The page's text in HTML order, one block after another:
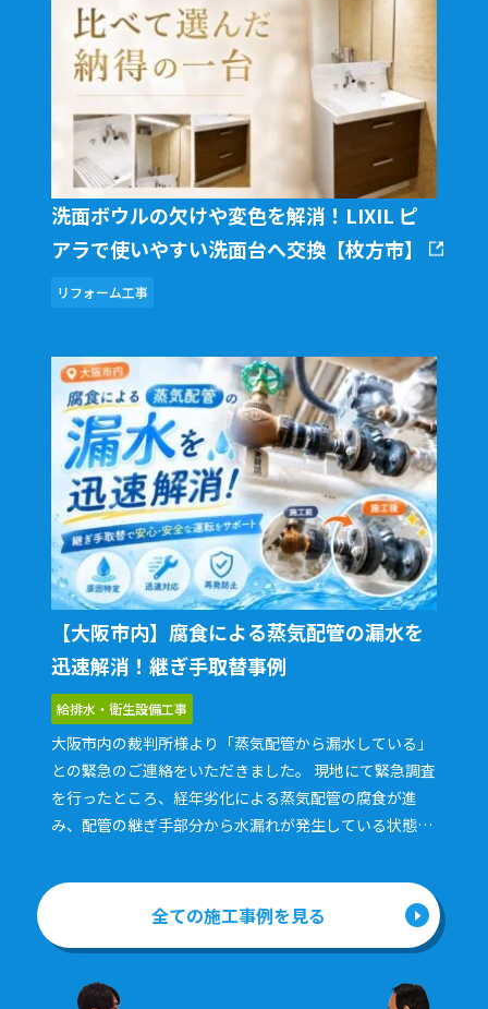
もエアコンの働きを支える大切な部品です。 これらの部
分に汚れがたまると、空気の流れが妨げられ、エアコン
本来の能力を発揮しにくくなります。 また、内部に付着
した汚れは、吹き出す風の臭いにつながることもありま
す。 今回は機器の交換ではなく、室内機を分解して内部
を洗浄する方法を私どもからご提案させていただきまし
た。 外から見えるフィルターだけでなく、通常のお手入
れでは清掃しにくい熱交換器や送風ファンまで丁寧に洗
浄しています。 施工の際には、部品の状態を確認しなが
り取り除くことを心がけました。 洗浄前と洗浄後の状態
明しました。 業務用エアコンの内部洗浄について詳しく
知りたい方は、業務用エアコンは自分で掃除できる？掃
除方法やポイント、注意点を解説もあわせてご覧くださ
い。フィルターなどご自身でお手入れできる場所と、専
門業者による作業が必要な内部清掃の違いをご紹介して
います。 エアコンの臭いでお困りの設備管理責任者様に
は、エアコンの臭いの原因は？臭いへの対処や予防の方
法も解説も参考にしていただけます。臭いは内部の汚れ
など複数の原因が考えられるため、状態を確認したうえ
で適切に対応することが大切です。
洗面ボウルの欠けや変色を解消！LIXIL ピ
アラで使いやすい洗面台へ交換【枚方市】
リフォーム工事
【大阪市内】腐食による蒸気配管の漏水を
迅速解消！継ぎ手取替事例
給排水・衛生設備工事
大阪市内の裁判所様より「蒸気配管から漏水している」
との緊急のご連絡をいただきました。 現地にて緊急調査
を行ったところ、経年劣化による蒸気配管の腐食が進
み、配管の継ぎ手部分から水漏れが発生している状態で
うため、速やかな対応が求められました。 【弊社からの
ご提案・施工のポイント】 現場状況を正確に把握し、腐
食・劣化していた蒸気配管の継ぎ手部分の即時取替工事
全ての施工事例を見る